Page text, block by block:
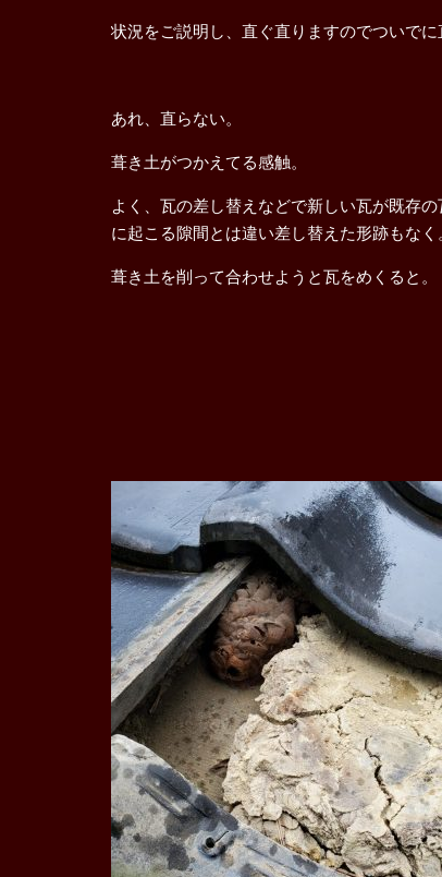
状況をご説明し、直ぐ直りますのでついで
あれ、直らない。
葺き土がつかえてる感触。
よく、瓦の差し替えなどで新しい瓦が既存
に起こる隙間とは違い差し替えた形跡もなく
葺き土を削って合わせようと瓦をめくると。